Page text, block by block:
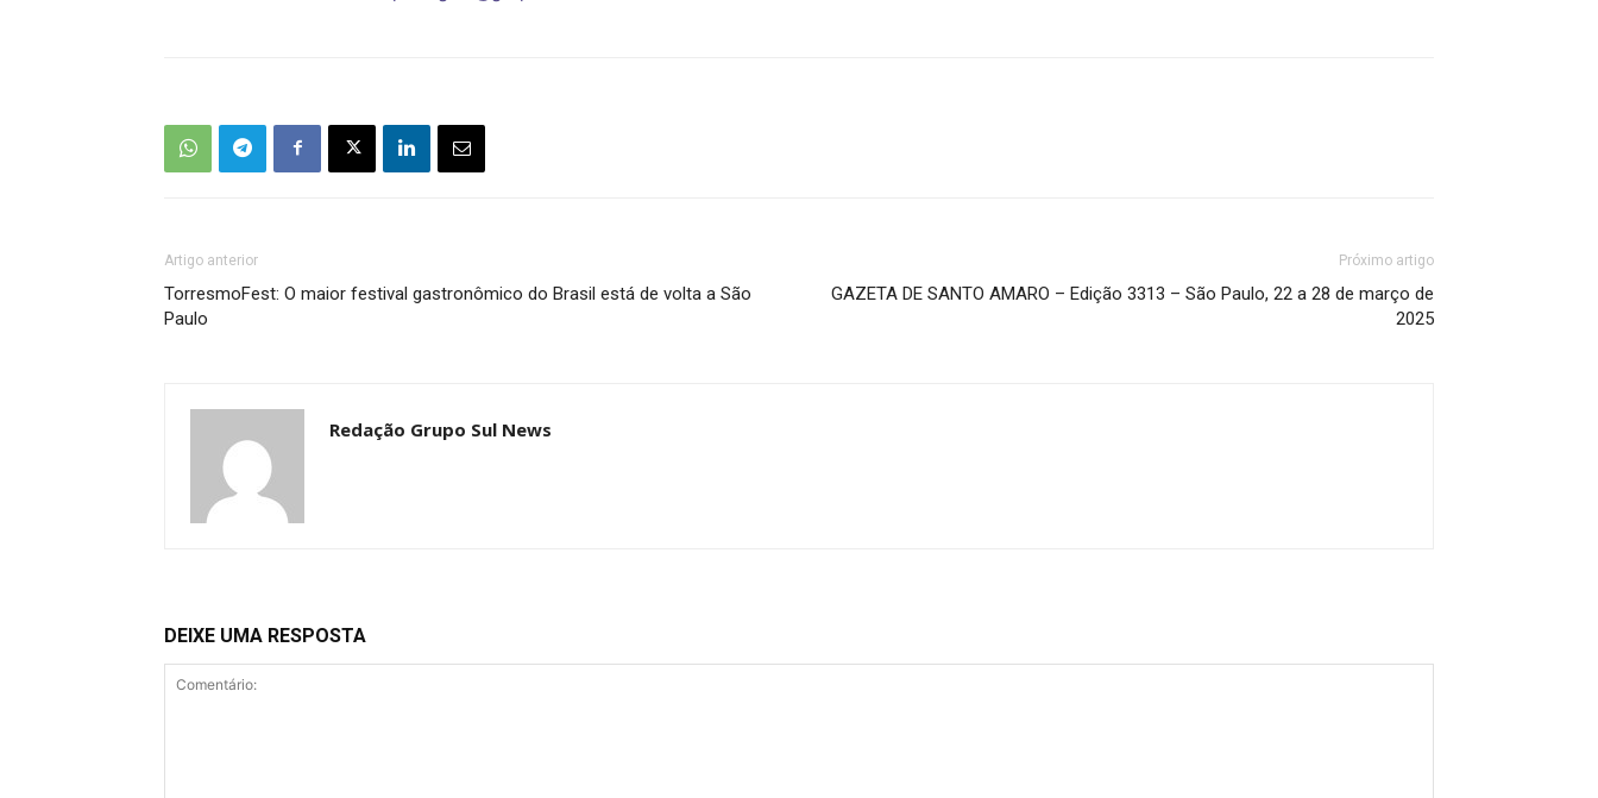
Artigo anterior
TorresmoFest: O maior festival gastronômico do Brasil está de volta a São
Paulo
Próximo artigo
GAZETA DE SANTO AMARO – Edição 3313 – São Paulo, 22 a 28 de março de
2025
Redação Grupo Sul News
DEIXE UMA RESPOSTA